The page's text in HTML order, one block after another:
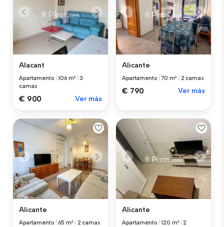
Alacant
Apartamento |106 m² |3
camas
€ 900 Ver más
Alicante
Apartamento |70 m² 2 camas
€ 790 Ver más
Alicante
Apartamento 65 m² 2 camas
Alicante
Apartamento |120 m² |2